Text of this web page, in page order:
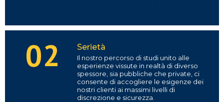
02 Serietà
Il nostro percorso di studi unito alle
esperienze vissute in realtà di diverso
spessore, sia pubbliche che private, ci
consente di accogliere le esigenze dei
nostri clienti ai massimi livelli di
discrezione e sicurezza.